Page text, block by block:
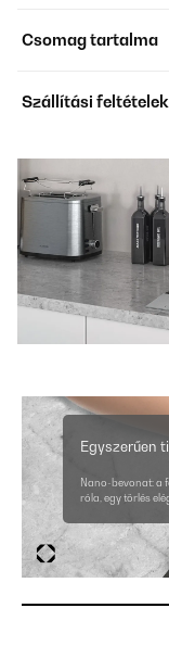
Csomag tartalma
Szállítási feltételek
Egyszerűen
Nano-bevonat: a
róla, egy törlés